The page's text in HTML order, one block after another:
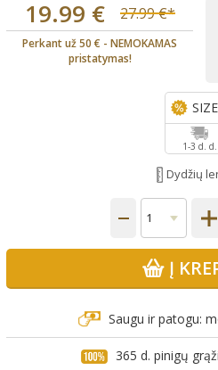
19.99 € 27.99 €*
Perkant už 50 € - NEMOKAMAS
pristatymas!
1-3 d. d.
Dydžių
Į
Saugu ir patogu:
365 d. pinigų